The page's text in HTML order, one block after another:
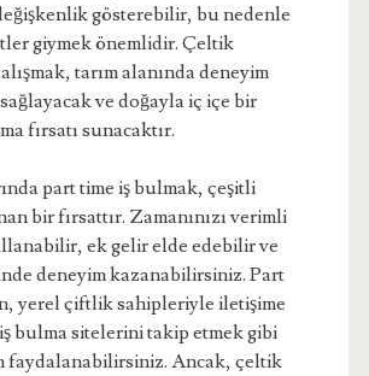
gösterebilir, bu nedenle
giymek önemlidir. Çeltik
tarım alanında deneyim
ve doğayla iç içe bir
fırsatı sunacaktır.
part time iş bulmak, çeşitli
bir fırsattır. Zamanınızı verimli
ek gelir elde edebilir ve
deneyim kazanabilirsiniz. Part
yerel çiftlik sahipleriyle iletişime
bulma sitelerini takip etmek gibi
faydalanabilirsiniz. Ancak, çeltik